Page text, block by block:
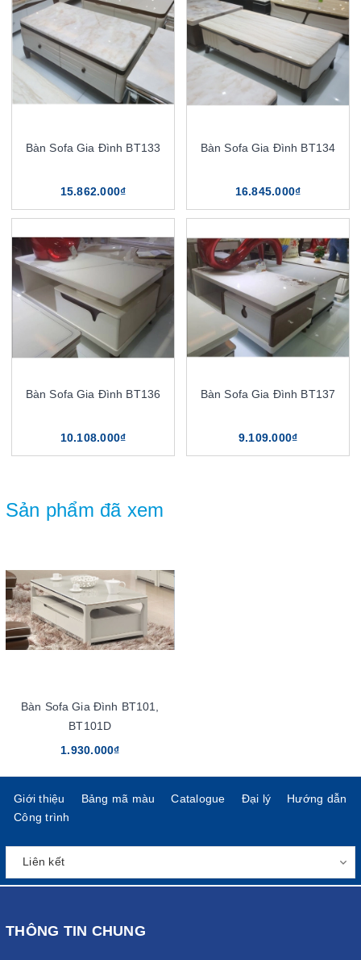
Bàn Sofa Gia Đình BT133
15.862.000₫
Bàn Sofa Gia Đình BT134
16.845.000₫
Bàn Sofa Gia Đình BT136
10.108.000₫
Bàn Sofa Gia Đình BT137
9.109.000₫
Sản phẩm đã xem
Bàn Sofa Gia Đình BT101,
BT101D
1.930.000₫
Giới thiệu Bảng mã màu Catalogue Đại lý
Hướng dẫn
Công trình
THÔNG TIN CHUNG